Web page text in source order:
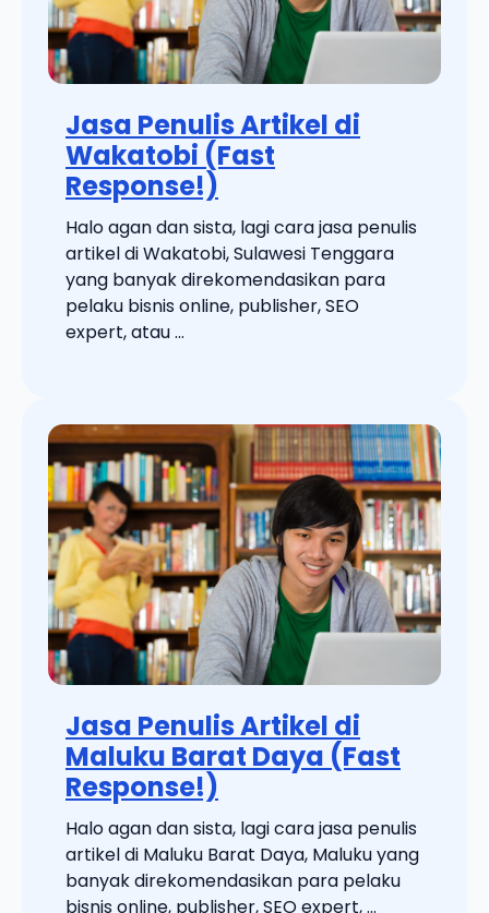
Jasa Penulis Artikel di
Wakatobi (Fast
Response!)
Halo agan dan sista, lagi cara jasa penulis
artikel di Wakatobi, Sulawesi Tenggara
yang banyak direkomendasikan para
pelaku bisnis online, publisher, SEO
expert, atau ...
Jasa Penulis Artikel di
Maluku Barat Daya (Fast
Response!)
Halo agan dan sista, lagi cara jasa penulis
artikel di Maluku Barat Daya, Maluku yang
banyak direkomendasikan para pelaku
bisnis online, publisher, SEO expert, ...